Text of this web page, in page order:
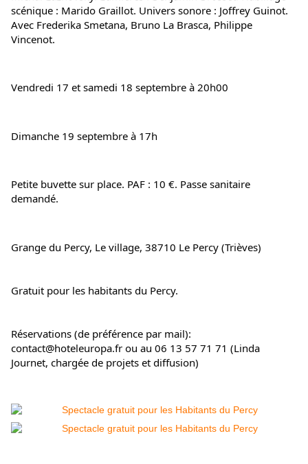
scénique : Marido Graillot. Univers sonore : Joffrey Guinot.
Avec Frederika Smetana, Bruno La Brasca, Philippe
Vincenot.
Vendredi 17 et samedi 18 septembre à 20h00
Dimanche 19 septembre à 17h
Petite buvette sur place. PAF : 10 €. Passe sanitaire
demandé.
Grange du Percy, Le village, 38710 Le Percy (Trièves)
Gratuit pour les habitants du Percy.
Réservations (de préférence par mail):
contact@hoteleuropa.fr ou au 06 13 57 71 71 (Linda
Journet, chargée de projets et diffusion)